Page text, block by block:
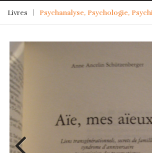
Livres Psychanalyse, Psychologie,